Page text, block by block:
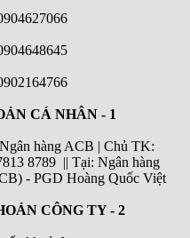
CÁ NHÂN - 1
hàng ACB | Chủ TK:
8789 || Tại: Ngân hàng
- PGD Hoàng Quốc Việt
CÔNG TY - 2